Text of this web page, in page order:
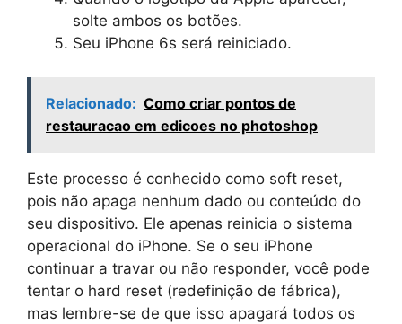
solte ambos os botões.
Seu iPhone 6s será reiniciado.
Relacionado: Como criar pontos de
restauracao em edicoes no photoshop
Este processo é conhecido como soft reset,
pois não apaga nenhum dado ou conteúdo do
seu dispositivo. Ele apenas reinicia o sistema
operacional do iPhone. Se o seu iPhone
continuar a travar ou não responder, você pode
tentar o hard reset (redefinição de fábrica),
mas lembre-se de que isso apagará todos os